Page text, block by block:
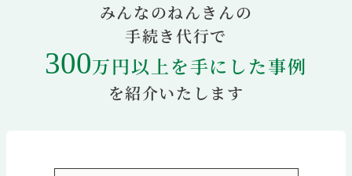
みんなのねんきんの
手続き代行で
300万円以上を手にした事例
を紹介いたします